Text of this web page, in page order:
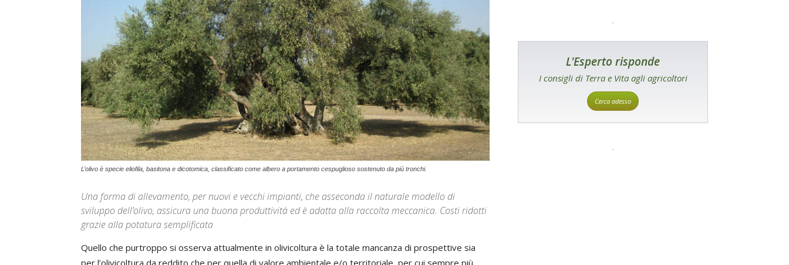
L’olivo è specie eliofila, basitona e dicotomica, classificato come albero a portamento cespuglioso sostenuto da più tronchi.
Una forma di allevamento, per nuovi e vecchi impianti, che asseconda il naturale modello di
sviluppo dell’olivo, assicura una buona produttività ed è adatta alla raccolta meccanica. Costi ridotti
grazie alla potatura semplificata
Quello che purtroppo si osserva attualmente in olivicoltura è la totale mancanza di prospettive sia
per l’olivicoltura da reddito che per quella di valore ambientale e/o territoriale, per cui sempre più
L'Esperto risponde
I consigli di Terra e Vita agli agricoltori
Cerca adesso